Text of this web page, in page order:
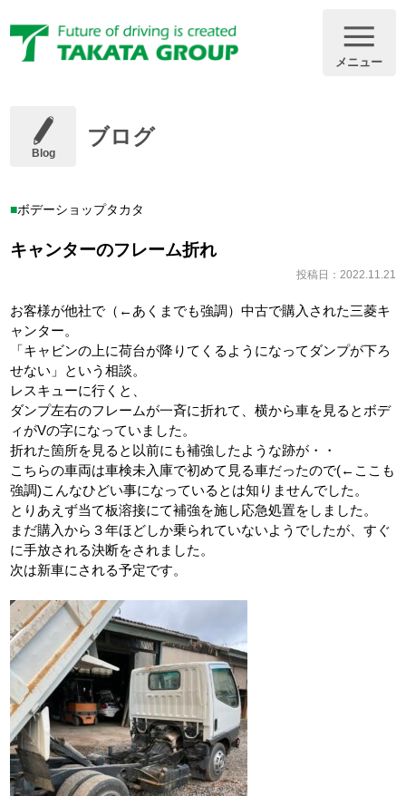
メニュー
Blog
ブログ
ボデーショップタカタ
キャンターのフレーム折れ
投稿日：2022.11.21
お客様が他社で（←あくまでも強調）中古で購入された三菱キ
ャンター。
「キャビンの上に荷台が降りてくるようになってダンプが下ろ
せない」という相談。
レスキューに行くと、
ダンプ左右のフレームが一斉に折れて、横から車を見るとボデ
ィがVの字になっていました。
折れた箇所を見ると以前にも補強したような跡が・・
こちらの車両は車検未入庫で初めて見る車だったので(←ここも
強調)こんなひどい事になっているとは知りませんでした。
とりあえず当て板溶接にて補強を施し応急処置をしました。
まだ購入から３年ほどしか乗られていないようでしたが、すぐ
に手放される決断をされました。
次は新車にされる予定です。